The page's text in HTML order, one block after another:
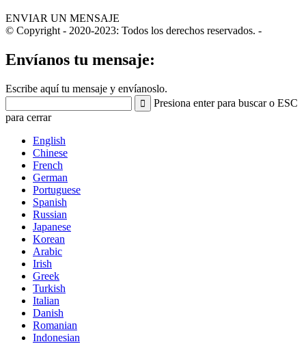
ENVIAR UN MENSAJE
© Copyright - 2020-2023: Todos los derechos reservados. -
Envíanos tu mensaje:
Escribe aquí tu mensaje y envíanoslo.
Presiona enter para buscar o ESC
para cerrar
English
Chinese
French
German
Portuguese
Spanish
Russian
Japanese
Korean
Arabic
Irish
Greek
Turkish
Italian
Danish
Romanian
Indonesian